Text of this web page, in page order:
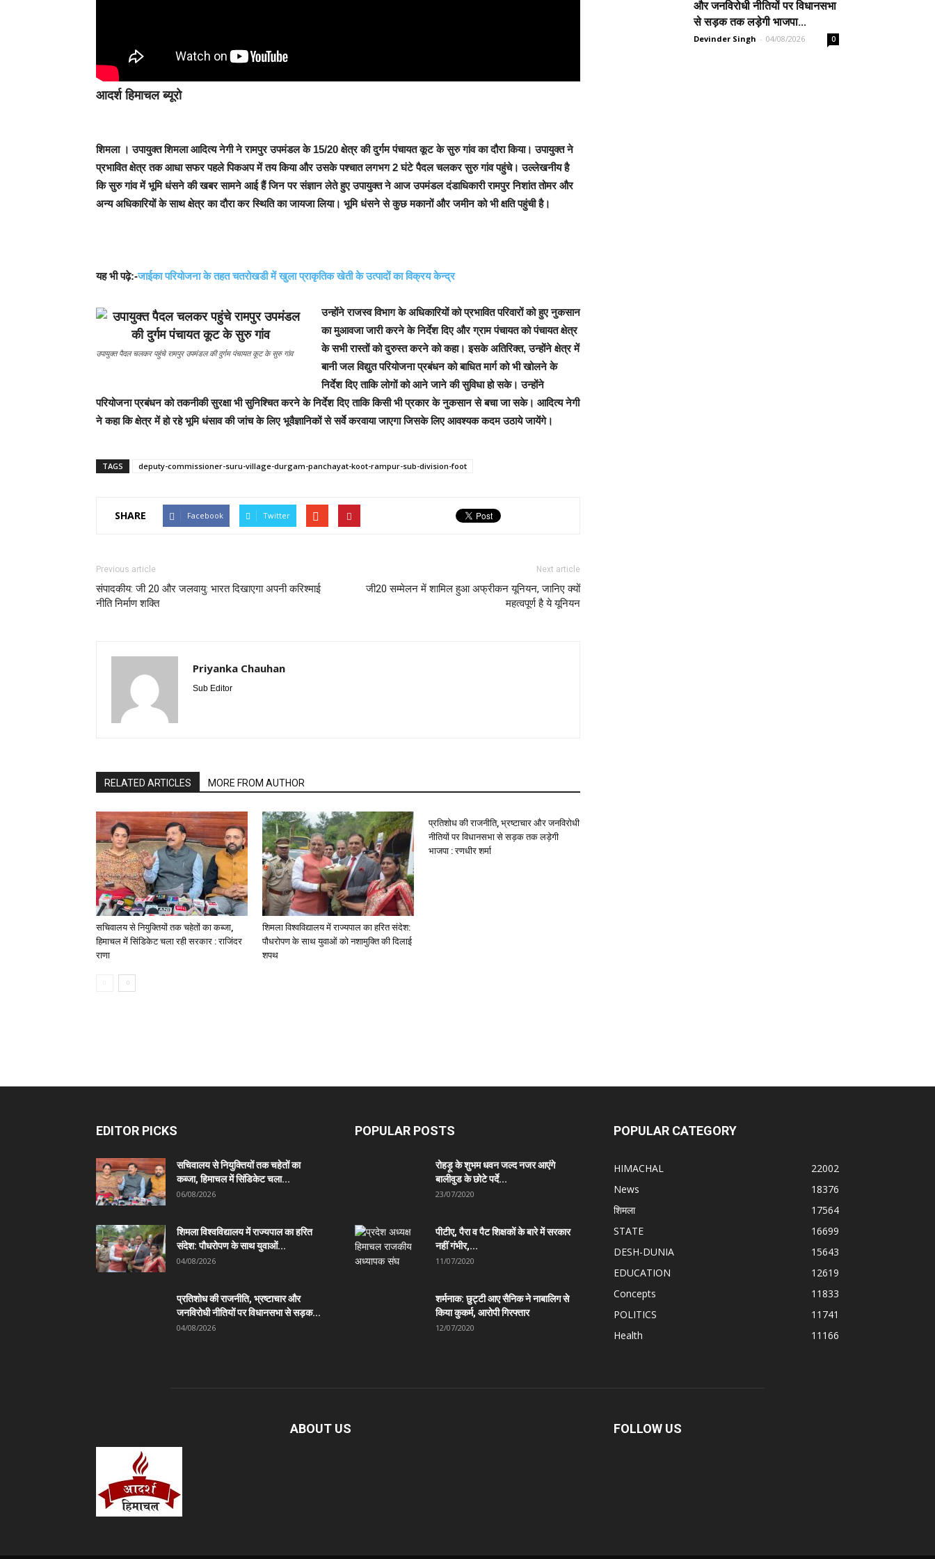
आदर्श हिमाचल ब्यूरो
शिमला । उपायुक्त शिमला आदित्य नेगी ने रामपुर उपमंडल के 15/20 क्षेत्र की दुर्गम पंचायत कूट के सुरु गांव का दौरा किया। उपायुक्त ने
प्रभावित क्षेत्र तक आधा सफर पहले पिकअप में तय किया और उसके पश्चात लगभग 2 घंटे पैदल चलकर सुरु गांव पहुंचे। उल्लेखनीय है
कि सुरु गांव में भूमि धंसने की खबर सामने आई हैं जिन पर संज्ञान लेते हुए उपायुक्त ने आज उपमंडल दंडाधिकारी रामपुर निशांत तोमर और
अन्य अधिकारियों के साथ क्षेत्र का दौरा कर स्थिति का जायजा लिया। भूमि धंसने से कुछ मकानों और जमीन को भी क्षति पहुंची है।
यह भी पढ़े:-जाईका परियोजना के तहत चतरोखडी में खुला प्राकृतिक खेती के उत्पादों का विक्रय केन्द्र
उपायुक्त पैदल चलकर पहुंचे रामपुर उपमंडल की दुर्गम पंचायत कूट के सुरु गांव
उन्होंने राजस्व विभाग के अधिकारियों को प्रभावित परिवारों को हुए नुकसान
का मुआवजा जारी करने के निर्देश दिए और ग्राम पंचायत को पंचायत क्षेत्र
के सभी रास्तों को दुरुस्त करने को कहा। इसके अतिरिक्त, उन्होंने क्षेत्र में
बानी जल विद्युत परियोजना प्रबंधन को बाधित मार्ग को भी खोलने के
निर्देश दिए ताकि लोगों को आने जाने की सुविधा हो सके। उन्होंने
परियोजना प्रबंधन को तकनीकी सुरक्षा भी सुनिश्चित करने के निर्देश दिए ताकि किसी भी प्रकार के नुकसान से बचा जा सके। आदित्य नेगी
ने कहा कि क्षेत्र में हो रहे भूमि धंसाव की जांच के लिए भूवैज्ञानिकों से सर्वे करवाया जाएगा जिसके लिए आवश्यक कदम उठाये जायेंगे।
TAGS deputy-commissioner-suru-village-durgam-panchayat-koot-rampur-sub-division-foot
SHARE Facebook Twitter
Previous article
संपादकीय: जी 20 और जलवायु: भारत दिखाएगा अपनी करिश्माई
नीति निर्माण शक्ति
Next article
जी20 सम्मेलन में शामिल हुआ अफ्रीकन यूनियन, जानिए क्यों
महत्वपूर्ण है ये यूनियन
Priyanka Chauhan
Sub Editor
RELATED ARTICLES MORE FROM AUTHOR
सचिवालय से नियुक्तियों तक चहेतों का कब्जा,
हिमाचल में सिंडिकेट चला रही सरकार : राजिंदर
राणा
शिमला विश्वविद्यालय में राज्यपाल का हरित संदेश:
पौधरोपण के साथ युवाओं को नशामुक्ति की दिलाई
शपथ
प्रतिशोध की राजनीति, भ्रष्टाचार और जनविरोधी
नीतियों पर विधानसभा से सड़क तक लड़ेगी
भाजपा : रणधीर शर्मा
और जनविरोधी नीतियों पर विधानसभा
से सड़क तक लड़ेगी भाजपा...
Devinder Singh - 04/08/2026 0
EDITOR PICKS
सचिवालय से नियुक्तियों तक चहेतों का
कब्जा, हिमाचल में सिंडिकेट चला...
06/08/2026
शिमला विश्वविद्यालय में राज्यपाल का हरित
संदेश: पौधरोपण के साथ युवाओं...
04/08/2026
प्रतिशोध की राजनीति, भ्रष्टाचार और
जनविरोधी नीतियों पर विधानसभा से सड़क...
04/08/2026
POPULAR POSTS
रोहड़ू के शुभम धवन जल्द नजर आएंगे
बालीवुड के छोटे पर्दे...
23/07/2020
पीटीए, पैरा व पैट शिक्षकों के बारे में सरकार
नहीं गंभीर,...
11/07/2020
शर्मनाक: छुट्टी आए सैनिक ने नाबालिग से
किया कुकर्म, आरोपी गिरफ्तार
12/07/2020
POPULAR CATEGORY
HIMACHAL
22002
News
18376
शिमला
17564
STATE
16699
DESH-DUNIA
15643
EDUCATION
12619
Concepts
11833
POLITICS
11741
Health
11166
ABOUT US FOLLOW US